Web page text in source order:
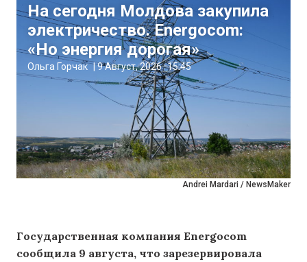
Andrei Mardari / NewsMaker
На сегодня Молдова закупила
электричество. Energocom:
«Но энергия дорогая»
Ольга Горчак |9 Август, 2026 15:45
Государственная компания Energocom
сообщила 9 августа, что зарезервировала